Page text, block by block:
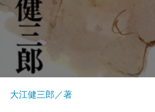
大江健三郎／著